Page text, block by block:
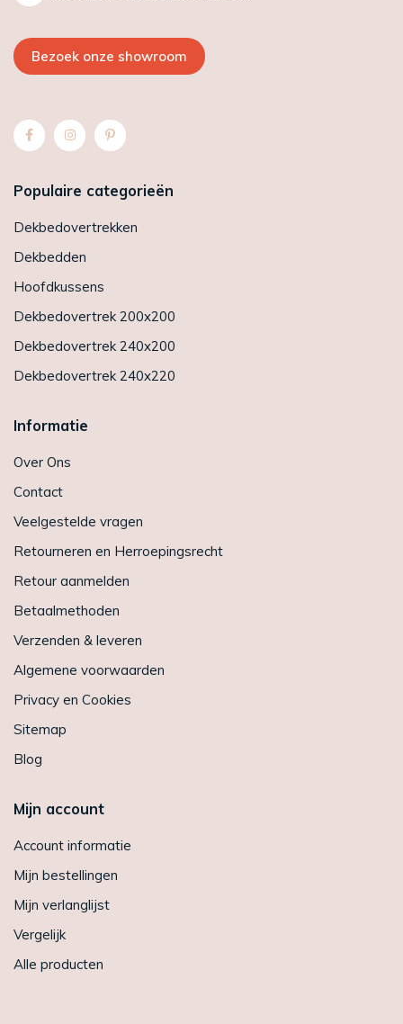
Bezoek onze showroom
Populaire categorieën
Dekbedovertrekken
Dekbedden
Hoofdkussens
Dekbedovertrek 200x200
Dekbedovertrek 240x200
Dekbedovertrek 240x220
Informatie
Over Ons
Contact
Veelgestelde vragen
Retourneren en Herroepingsrecht
Retour aanmelden
Betaalmethoden
Verzenden & leveren
Algemene voorwaarden
Privacy en Cookies
Sitemap
Blog
Mijn account
Account informatie
Mijn bestellingen
Mijn verlanglijst
Vergelijk
Alle producten